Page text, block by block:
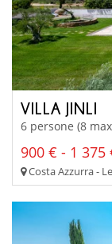
VILLA JINLI
6 persone (8
900 € - 1 375
Costa Azzurra -